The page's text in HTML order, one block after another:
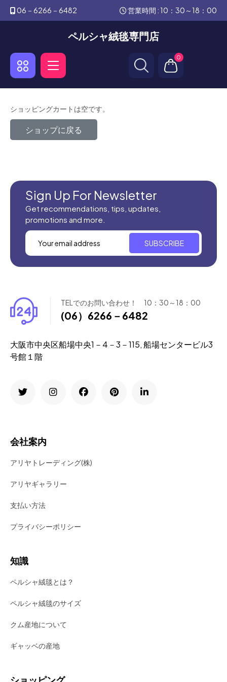
06－6266－6482 営業時間 : 10：30～18：00
ペルシャ絨毯専門店
0
ショッピングカートは空です。
ショップに戻る
Sign Up For Newsletter
Get recommendations, tips, updates,
promotions and more.
SUBSCRIBE
TELでのお問い合わせ！ 10：30～18：00
(06）6266－6482
大阪市中央区船場中央1－4－3－115, 船場センタービル3
号館１階
会社案内
アリヤトレーディング(株)
アリヤギャラリー
支払い方法
プライバシーポリシー
知識
ペルシャ絨毯とは？
ペルシャ絨毯のサイズ
クム産地について
ギャッベの産地